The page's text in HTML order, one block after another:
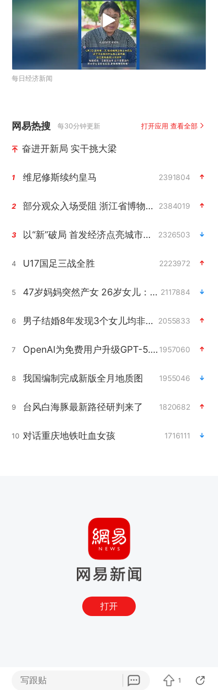
每日经济新闻
网易热搜 每30分钟更新 打开应用 查看全部
奋进开新局 实干挑大梁
1 维尼修斯续约皇马 2391804
2 部分观众入场受阻 浙江省博物馆致歉 2384019
3 以“新”破局 首发经济点亮城市消费活力 2326503
4 U17国足三战全胜 2223972
5 47岁妈妈突然产女 26岁女儿：很震惊 2117884
6 男子结婚8年发现3个女儿均非亲生 2055833
7 OpenAI为免费用户升级GPT-5.6 Luna 1957060
8 我国编制完成新版全月地质图 1955046
9 台风白海豚最新路径研判来了 1820682
10 对话重庆地铁吐血女孩 1716111
打开
写跟贴 1